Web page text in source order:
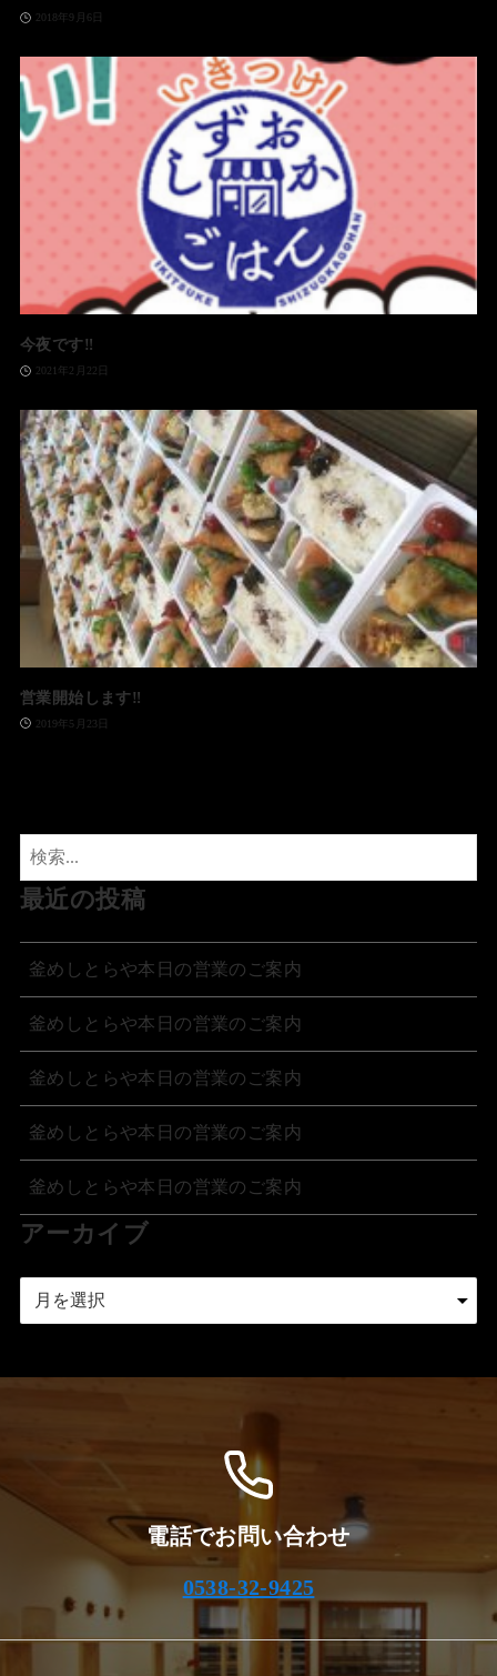
2018年9月6日
今夜です‼️
2021年2月22日
営業開始します‼️
2019年5月23日
最近の投稿
釜めしとらや本日の営業のご案内
釜めしとらや本日の営業のご案内
釜めしとらや本日の営業のご案内
釜めしとらや本日の営業のご案内
釜めしとらや本日の営業のご案内
アーカイブ
電話でお問い合わせ
0538-32-9425